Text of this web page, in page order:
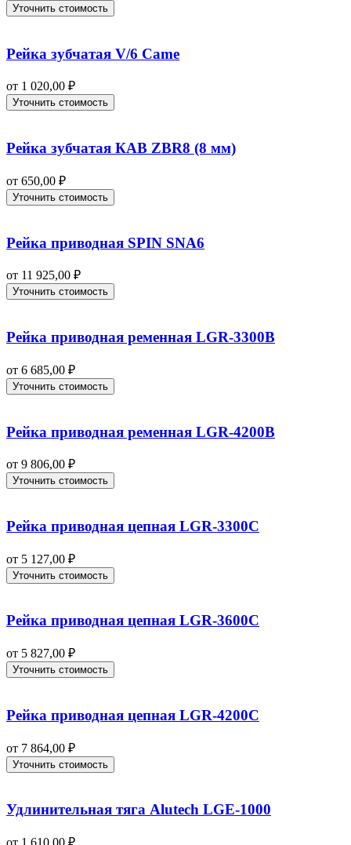
Уточнить стоимость
Рейка зубчатая V/6 Came
от 1 020,00 ₽
Уточнить стоимость
Рейка зубчатая КАВ ZBR8 (8 мм)
от 650,00 ₽
Уточнить стоимость
Рейка приводная SPIN SNA6
от 11 925,00 ₽
Уточнить стоимость
Рейка приводная ременная LGR-3300B
от 6 685,00 ₽
Уточнить стоимость
Рейка приводная ременная LGR-4200B
от 9 806,00 ₽
Уточнить стоимость
Рейка приводная цепная LGR-3300С
от 5 127,00 ₽
Уточнить стоимость
Рейка приводная цепная LGR-3600C
от 5 827,00 ₽
Уточнить стоимость
Рейка приводная цепная LGR-4200C
от 7 864,00 ₽
Уточнить стоимость
Удлинительная тяга Alutech LGE‑1000
от 1 610,00 ₽